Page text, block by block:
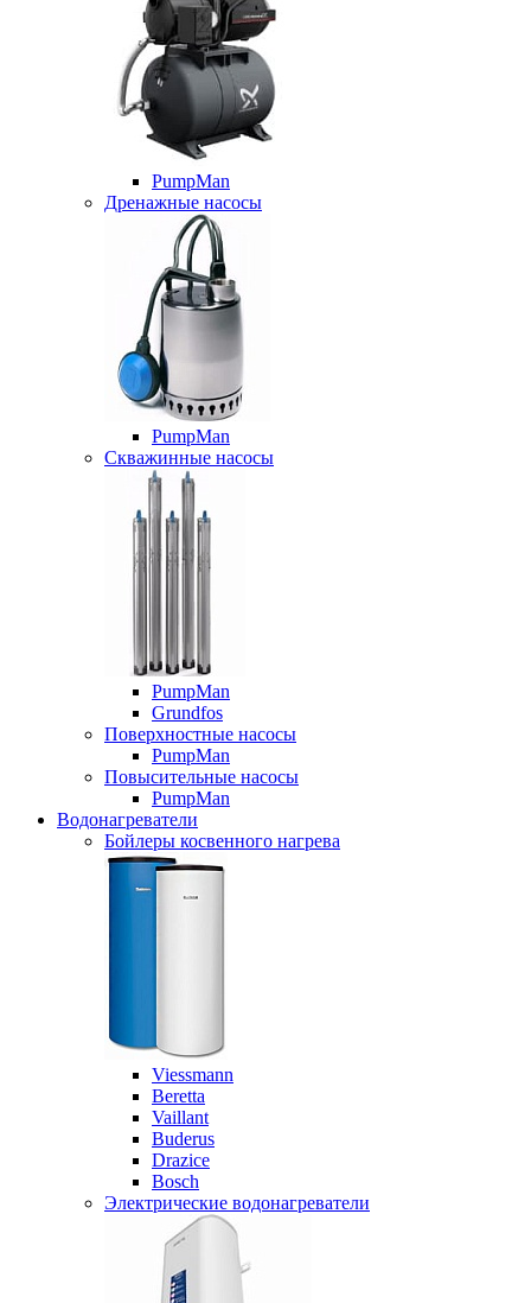
PumpMan
Дренажные насосы
PumpMan
Скважинные насосы
PumpMan
Grundfos
Поверхностные насосы
PumpMan
Повысительные насосы
PumpMan
Водонагреватели
Бойлеры косвенного нагрева
Viessmann
Beretta
Vaillant
Buderus
Drazice
Bosch
Электрические водонагреватели